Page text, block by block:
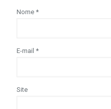
Nome *
E-mail *
Site